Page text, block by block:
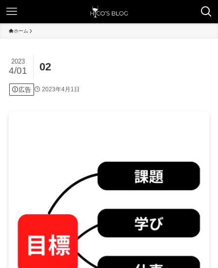
ホーム
02
2023
4/01
広告 2023年4月1日